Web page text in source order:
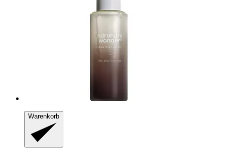
Warenkorb